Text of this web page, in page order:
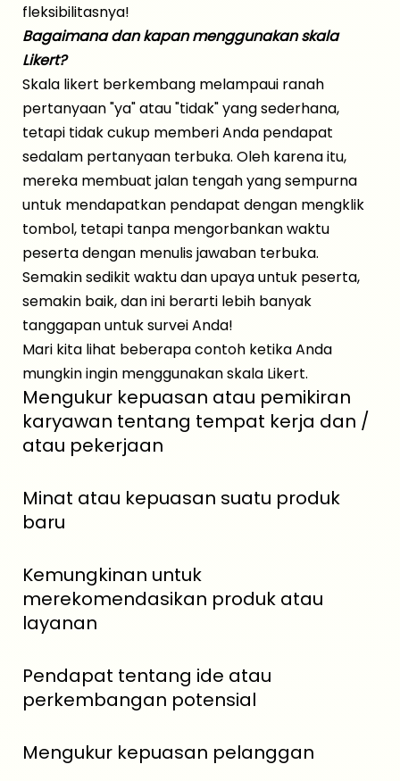
fleksibilitasnya!
Bagaimana dan kapan menggunakan skala
Likert?
Skala likert berkembang melampaui ranah
pertanyaan "ya" atau "tidak" yang sederhana,
tetapi tidak cukup memberi Anda pendapat
sedalam pertanyaan terbuka. Oleh karena itu,
mereka membuat jalan tengah yang sempurna
untuk mendapatkan pendapat dengan mengklik
tombol, tetapi tanpa mengorbankan waktu
peserta dengan menulis jawaban terbuka.
Semakin sedikit waktu dan upaya untuk peserta,
semakin baik, dan ini berarti lebih banyak
tanggapan untuk survei Anda!
Mari kita lihat beberapa contoh ketika Anda
mungkin ingin menggunakan skala Likert.
Mengukur kepuasan atau pemikiran
karyawan tentang tempat kerja dan /
atau pekerjaan
Minat atau kepuasan suatu produk
baru
Kemungkinan untuk
merekomendasikan produk atau
layanan
Pendapat tentang ide atau
perkembangan potensial
Mengukur kepuasan pelanggan